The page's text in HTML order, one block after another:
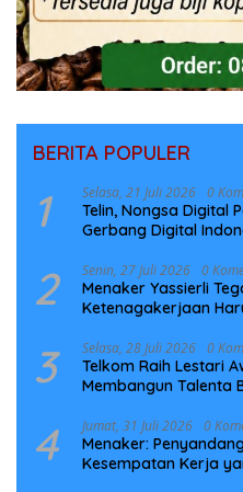
BERITA POPULER
1 Selasa, 21 Juli 2026 0
Telin, Nongsa Digital
Gerbang Digital
2 Senin, 27 Juli 2026 0
Menaker Yassierli
Ketenagakerjaan
3 Selasa, 28 Juli 2026 0
Telkom Raih Lestari
Membangun Talenta
4 Jumat, 31 Juli 2026 0
Menaker:
Kesempatan Kerja